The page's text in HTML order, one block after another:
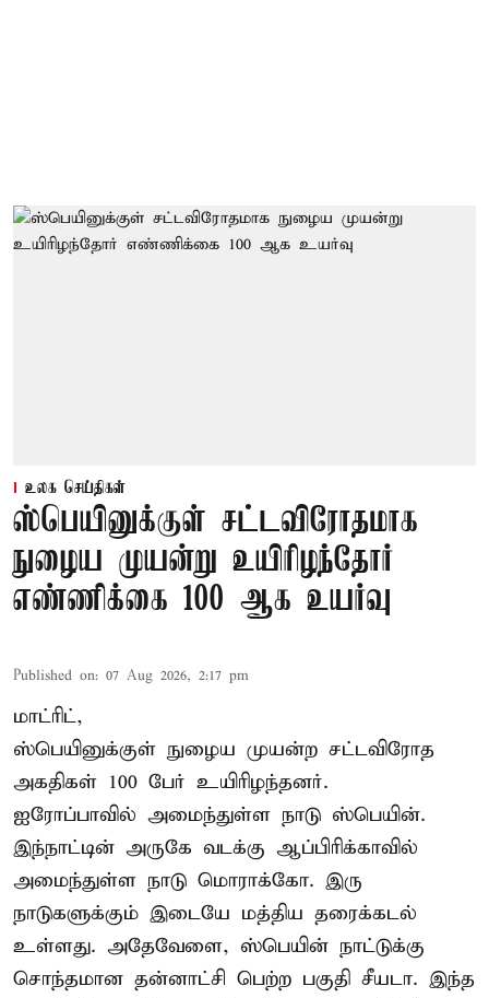
உலக செய்திகள்
ஸ்பெயினுக்குள் சட்டவிரோதமாக
நுழைய முயன்று உயிரிழந்தோர்
எண்ணிக்கை 100 ஆக உயர்வு
Published on: 07 Aug 2026, 2:17 pm
மாட்ரிட்,
ஸ்பெயினுக்குள் நுழைய முயன்ற சட்டவிரோத
அகதிகள் 100 பேர் உயிரிழந்தனர்.
ஐரோப்பாவில் அமைந்துள்ள நாடு ஸ்பெயின்.
இந்நாட்டின் அருகே வடக்கு ஆப்பிரிக்காவில்
அமைந்துள்ள நாடு மொராக்கோ. இரு
நாடுகளுக்கும் இடையே மத்திய தரைக்கடல்
உள்ளது. அதேவேளை, ஸ்பெயின் நாட்டுக்கு
சொந்தமான தன்னாட்சி பெற்ற பகுதி சீயடா. இந்த